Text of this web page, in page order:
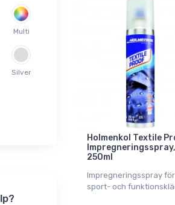
Multi
Silver
Holmenkol Textile
Impregneringsspray,
250ml
Impregneringsspray för
sport- och